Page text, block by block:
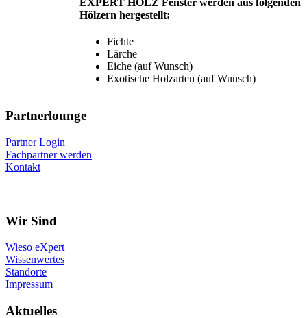
EXPERT HOLZ Fenster werden aus folgenden
Hölzern hergestellt:
Fichte
Lärche
Eiche (auf Wunsch)
Exotische Holzarten (auf Wunsch)
Partnerlounge
Partner Login
Fachpartner werden
Kontakt
Wir Sind
Wieso eXpert
Wissenwertes
Standorte
Impressum
Aktuelles